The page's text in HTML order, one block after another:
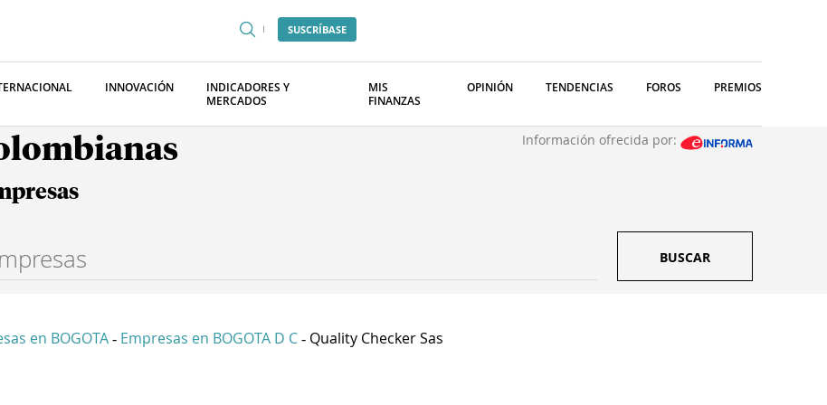
SUSCRÍBASE
INNOVACIÓN
INDICADORES Y
MERCADOS
MIS
FINANZAS
OPINIÓN TENDENCIAS FOROS PREMIOS
Información ofrecida por:
BUSCAR
en BOGOTA - Empresas en BOGOTA D C - Quality Checker Sas